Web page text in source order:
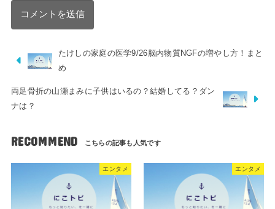
たけしの家庭の医学9/26脳内物質NGFの増やし方！まと
め
両足骨折の山瀬まみに子供はいるの？結婚してる？ダン
ナは？
RECOMMEND
エンタメ エンタメ